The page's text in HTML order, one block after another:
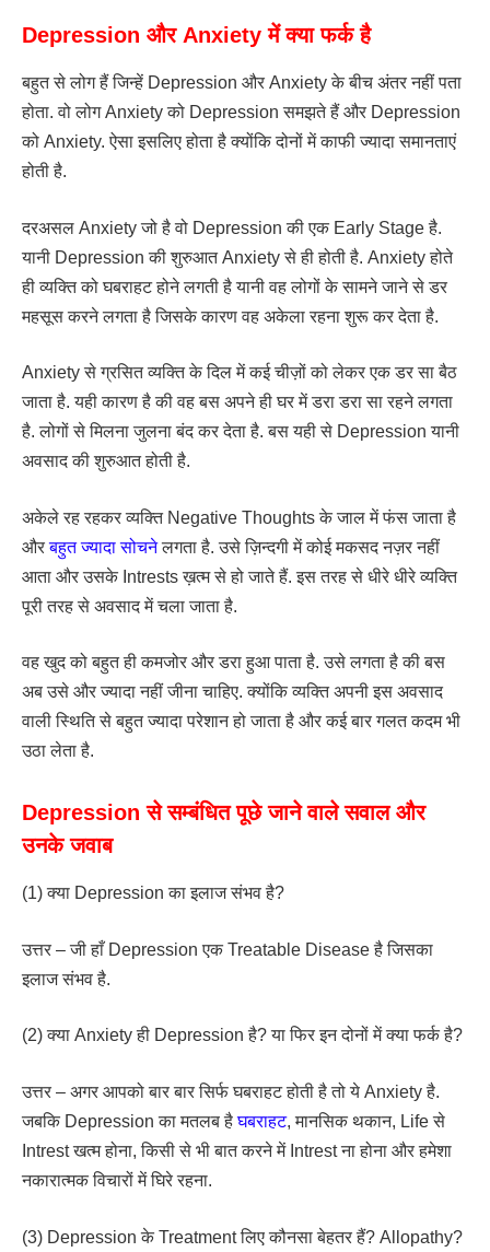
Depression और Anxiety में क्या फर्क है
बहुत से लोग हैं जिन्हें Depression और Anxiety के बीच अंतर नहीं पता
होता. वो लोग Anxiety को Depression समझते हैं और Depression
को Anxiety. ऐसा इसलिए होता है क्योंकि दोनों में काफी ज्यादा समानताएं
होती है.
दरअसल Anxiety जो है वो Depression की एक Early Stage है.
यानी Depression की शुरुआत Anxiety से ही होती है. Anxiety होते
ही व्यक्ति को घबराहट होने लगती है यानी वह लोगों के सामने जाने से डर
महसूस करने लगता है जिसके कारण वह अकेला रहना शुरू कर देता है.
Anxiety से ग्रसित व्यक्ति के दिल में कई चीज़ों को लेकर एक डर सा बैठ
जाता है. यही कारण है की वह बस अपने ही घर में डरा डरा सा रहने लगता
है. लोगों से मिलना जुलना बंद कर देता है. बस यही से Depression यानी
अवसाद की शुरुआत होती है.
अकेले रह रहकर व्यक्ति Negative Thoughts के जाल में फंस जाता है
औरबहुत ज्यादा सोचनेलगता है. उसे ज़िन्दगी में कोई मकसद नज़र नहीं
आता और उसके Intrests ख़त्म से हो जाते हैं. इस तरह से धीरे धीरे व्यक्ति
पूरी तरह से अवसाद में चला जाता है.
वह खुद को बहुत ही कमजोर और डरा हुआ पाता है. उसे लगता है की बस
अब उसे और ज्यादा नहीं जीना चाहिए. क्योंकि व्यक्ति अपनी इस अवसाद
वाली स्थिति से बहुत ज्यादा परेशान हो जाता है और कई बार गलत कदम भी
उठा लेता है.
Depression से सम्बंधित पूछे जाने वाले सवाल और
उनके जवाब
(1) क्या Depression का इलाज संभव है?
उत्तर – जी हाँ Depression एक Treatable Disease है जिसका
इलाज संभव है.
(2) क्या Anxiety ही Depression है? या फिर इन दोनों में क्या फर्क है?
उत्तर – अगर आपको बार बार सिर्फ घबराहट होती है तो ये Anxiety है.
जबकि Depression का मतलब हैघबराहट, मानसिक थकान, Life से
Intrest खत्म होना, किसी से भी बात करने में Intrest ना होना और हमेशा
नकारात्मक विचारों में घिरे रहना.
(3) Depression के Treatment लिए कौनसा बेहतर हैं? Allopathy?